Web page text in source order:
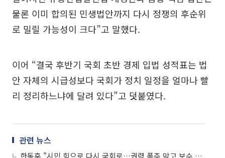
물론 이미 합의된 민생법안까지 다시 정쟁의 후순위
로 밀릴 가능성이 크다”고 말했다.
이어 “결국 후반기 국회 초반 경제 입법 성적표는 법
안 자체의 시급성보다 국회가 정치 일정을 얼마나 빨
리 정리하느냐에 달려 있다”고 덧붙였다.
관련 뉴스